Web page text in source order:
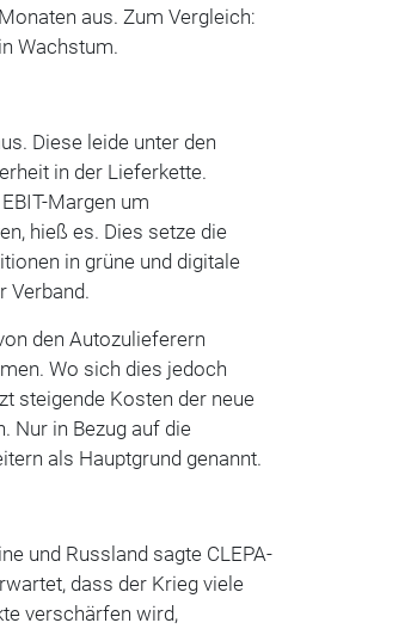
aus. Zum Vergleich:
Wachstum.
Diese leide unter den
in der Lieferkette.
Margen um
hieß es. Dies setze die
in grüne und digitale
Verband.
den Autozulieferern
Wo sich dies jedoch
steigende Kosten der neue
Nur in Bezug auf die
als Hauptgrund genannt.
und Russland sagte CLEPA-
dass der Krieg viele
verschärfen wird,